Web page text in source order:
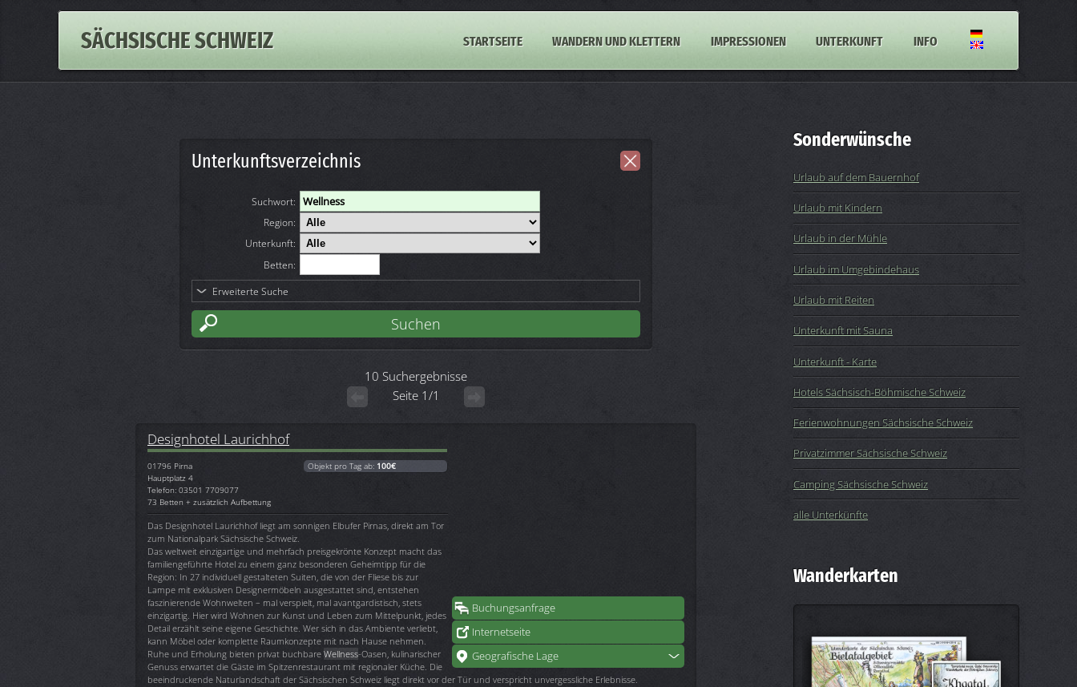
SÄCHSISCHE SCHWEIZ STARTSEITE WANDERN UND KLETTERN IMPRESSIONEN UNTERKUNFT INFO
Unterkunftsverzeichnis
Suchwort:
Region:
Unterkunft:
Betten:
Erweiterte Suche
10 Suchergebnisse
Seite 1/1
Buchungsanfrage
Internetseite
Geografische Lage
Designhotel Laurichhof
01796 Pirna
Hauptplatz 4
Telefon: 03501 7709077
73 Betten + zusätzlich Aufbettung
Objekt pro Tag ab: 100€
Das Designhotel Laurichhof liegt am sonnigen Elbufer Pirnas, direkt am Tor
zum Nationalpark Sächsische Schweiz.
Das weltweit einzigartige und mehrfach preisgekrönte Konzept macht das
familiengeführte Hotel zu einem ganz besonderen Geheimtipp für die
Region: In 27 individuell gestalteten Suiten, die von der Fliese bis zur
Lampe mit exklusiven Designermöbeln ausgestattet sind, entstehen
faszinierende Wohnwelten – mal verspielt, mal avantgardistisch, stets
einzigartig. Hier wird Wohnen zur Kunst und Leben zum Mittelpunkt, jedes
Detail erzählt seine eigene Geschichte. Wer sich in das Ambiente verliebt,
kann Möbel oder komplette Raumkonzepte mit nach Hause nehmen.
Ruhe und Erholung bieten privat buchbare Wellness-Oasen, kulinarischer
Genuss erwartet die Gäste im Spitzenrestaurant mit regionaler Küche. Die
beeindruckende Naturlandschaft der Sächsischen Schweiz liegt direkt vor der Tür und verspricht unvergessliche Erlebnisse.
Sonderwünsche
Urlaub auf dem Bauernhof
Urlaub mit Kindern
Urlaub in der Mühle
Urlaub im Umgebindehaus
Urlaub mit Reiten
Unterkunft mit Sauna
Unterkunft - Karte
Hotels Sächsisch-Böhmische Schweiz
Ferienwohnungen Sächsische Schweiz
Privatzimmer Sächsische Schweiz
Camping Sächsische Schweiz
alle Unterkünfte
Wanderkarten